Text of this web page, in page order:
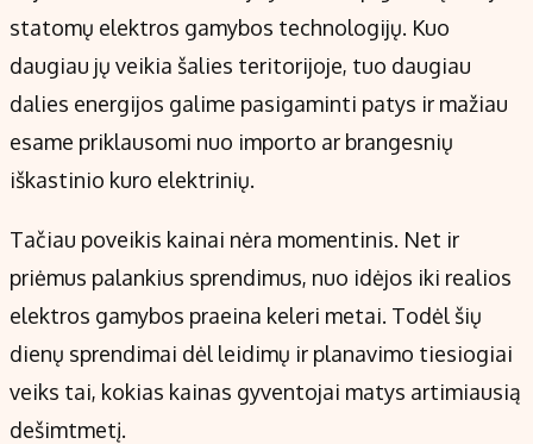
statomų elektros gamybos technologijų. Kuo
daugiau jų veikia šalies teritorijoje, tuo daugiau
dalies energijos galime pasigaminti patys ir mažiau
esame priklausomi nuo importo ar brangesnių
iškastinio kuro elektrinių.
Tačiau poveikis kainai nėra momentinis. Net ir
priėmus palankius sprendimus, nuo idėjos iki realios
elektros gamybos praeina keleri metai. Todėl šių
dienų sprendimai dėl leidimų ir planavimo tiesiogiai
veiks tai, kokias kainas gyventojai matys artimiausią
dešimtmetį.